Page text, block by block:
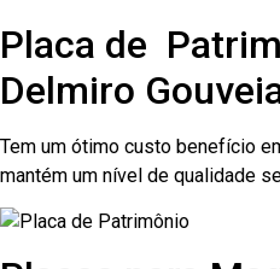
Placa de
Delmiro
Tem um ótimo custo benefício
mantém um nível de qualidade